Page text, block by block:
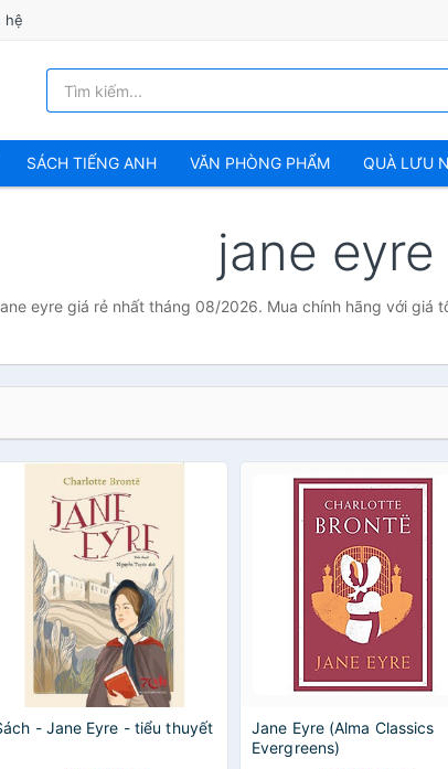
hệ
SÁCH TIẾNG ANH VĂN PHÒNG PHẨM QUÀ LƯU
jane eyre
eyre giá rẻ nhất tháng 08/2026. Mua chính hãng với giá
- Jane Eyre - tiểu thuyết
Jane Eyre (Alma Classics
Evergreens)